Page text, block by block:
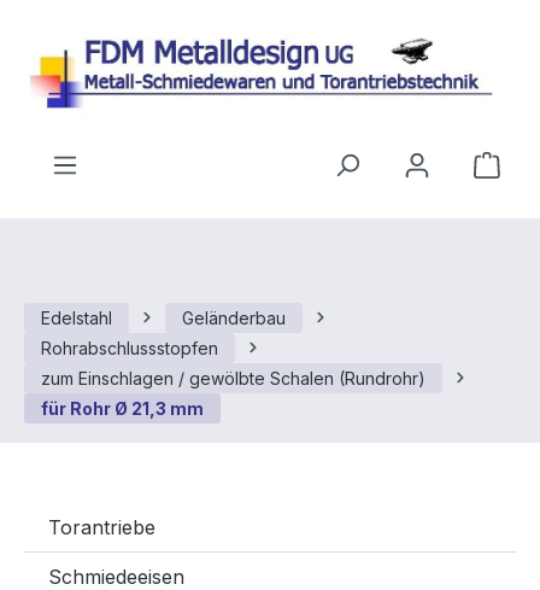
Edelstahl
Geländerbau
Rohrabschlussstopfen
zum Einschlagen / gewölbte Schalen (Rundrohr)
für Rohr Ø 21,3 mm
Torantriebe
Schmiedeeisen